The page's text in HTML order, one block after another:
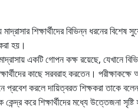
শিক্ষার্থীদের বিভিন্ন ধরনের বিশেষ
হয়।
একটি গোপন কক্ষ রয়েছে, যেখানে
কাছে সরবরাহ করতেন।
প্রবেশ করলে দায়িত্বরত শিক্ষকরা তাকে
করে শিক্ষার্থীদের মধ্যে উত্তেজনা